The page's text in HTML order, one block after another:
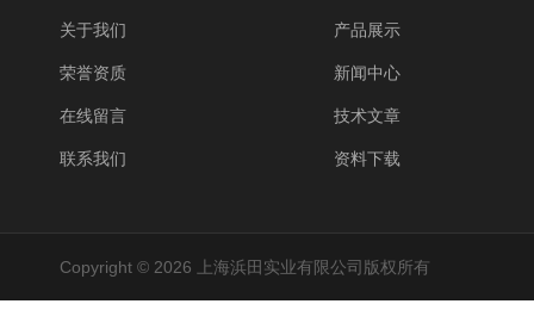
关于我们
荣誉资质
在线留言
联系我们
产品展示
新闻中心
技术文章
资料下载
Copyright © 2026 上海浜田实业有限公司版权所有